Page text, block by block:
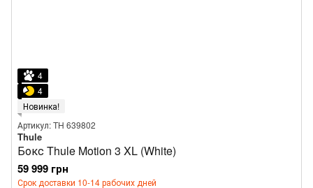
4
4
Новинка!
Артикул: TH 639802
Thule
Бокс Thule Motion 3 XL (White)
59 999 грн
Срок доставки 10-14 рабочих дней